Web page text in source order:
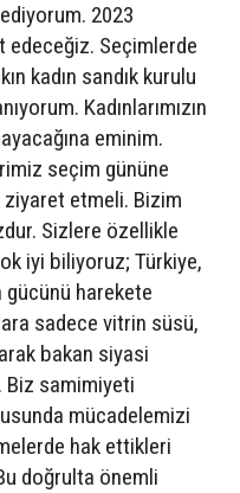
2023
edeceğiz. Seçimlerde
kadın sandık kurulu
Kadınlarımızın
eminim.
seçim gününe
ziyaret etmeli. Bizim
Sizlere özellikle
iyi biliyoruz; Türkiye,
gücünü harekete
sadece vitrin süsü,
bakan siyasi
Biz samimiyeti
mücadelemizi
hak ettikleri
doğrulta önemli